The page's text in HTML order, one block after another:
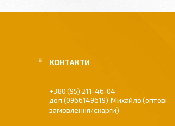
+380 (95) 211-46-04
0966149619
Михайло (оптові
замовлення/скарги)